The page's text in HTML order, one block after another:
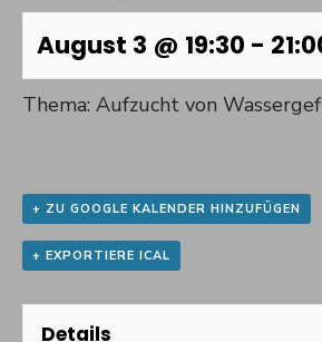
August 3 @ 19:30 -
Thema: Aufzucht von
+ ZU GOOGLE KALENDER HINZUFÜGEN
+ EXPORTIERE ICAL
Details